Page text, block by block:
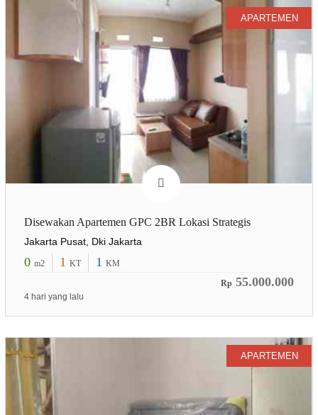
APARTEMEN
Disewakan Apartemen GPC 2BR Lokasi Strategis
Jakarta Pusat, Dki Jakarta
0 m2 1 KT 1 KM
Rp 55.000.000
4 hari yang lalu
APARTEMEN